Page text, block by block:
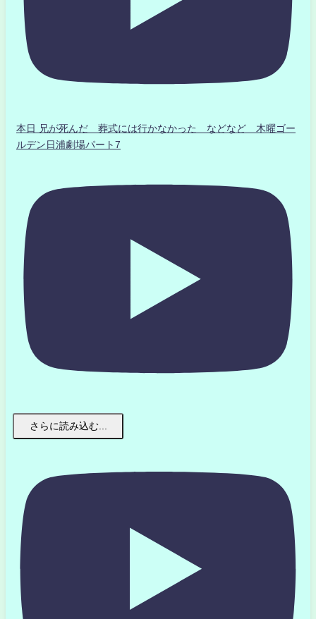
本日 兄が死んだ 葬式には行かなかった などなど 木曜ゴー
ルデン日浦劇場パート7
さらに読み込む...